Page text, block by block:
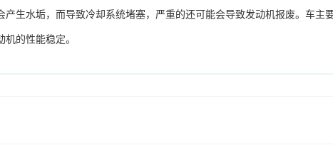
生水垢，而导致冷却系统堵塞，严重的还可能会导致发动机报废。车主
的性能稳定。